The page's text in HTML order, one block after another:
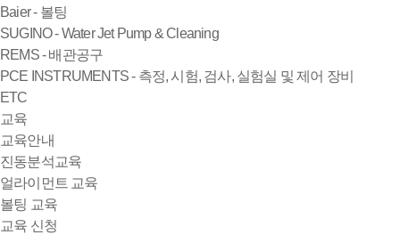
Baier - 볼팅
SUGINO - Water Jet Pump & Cleaning
REMS - 배관공구
PCE INSTRUMENTS - 측정, 시험, 검사, 실험실 및 제어 장비
ETC
교육
교육안내
진동분석교육
얼라이먼트 교육
볼팅 교육
교육 신청